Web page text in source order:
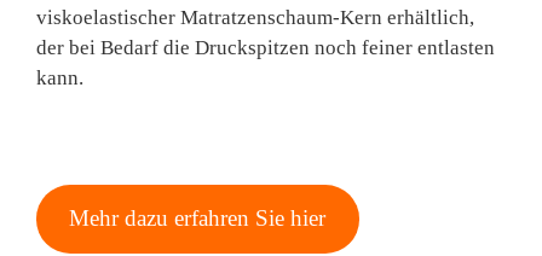
viskoelastischer Matratzenschaum-Kern erhältlich,
der bei Bedarf die Druckspitzen noch feiner entlasten
kann.
Mehr dazu erfahren Sie hier